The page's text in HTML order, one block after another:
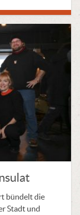
bündelt die
Stadt und